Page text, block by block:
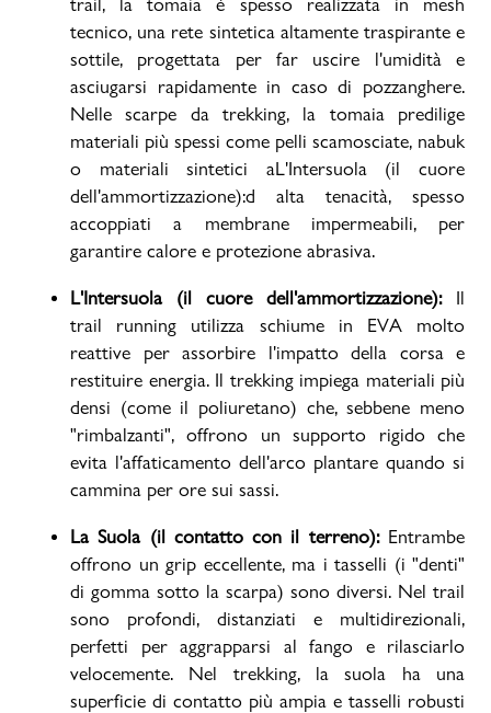
tecnico, una rete sintetica altamente traspirante e
sottile, progettata per far uscire l'umidità e
asciugarsi rapidamente in caso di pozzanghere.
Nelle scarpe da trekking, la tomaia predilige
materiali più spessi come pelli scamosciate, nabuk
o materiali sintetici aL'Intersuola (il cuore
dell'ammortizzazione):d alta tenacità, spesso
accoppiati a membrane impermeabili, per
garantire calore e protezione abrasiva.
L'Intersuola (il cuore dell'ammortizzazione):Il
trail running utilizza schiume in EVA molto
reattive per assorbire l'impatto della corsa e
restituire energia. Il trekking impiega materiali più
densi (come il poliuretano) che, sebbene meno
"rimbalzanti", offrono un supporto rigido che
evita l'affaticamento dell'arco plantare quando si
cammina per ore sui sassi.
La Suola (il contatto con il terreno):Entrambe
offrono un grip eccellente, ma i tasselli (i "denti"
di gomma sotto la scarpa) sono diversi. Nel trail
sono profondi, distanziati e multidirezionali,
perfetti per aggrapparsi al fango e rilasciarlo
velocemente. Nel trekking, la suola ha una
superficie di contatto più ampia e tasselli robusti